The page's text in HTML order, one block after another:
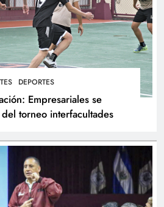
DEPORTES
Empresariales se
torneo interfacultades